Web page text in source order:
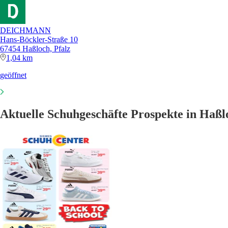
DEICHMANN
Hans-Böckler-Straße 10
67454 Haßloch, Pfalz
1,04 km
geöffnet
Aktuelle Schuhgeschäfte Prospekte in